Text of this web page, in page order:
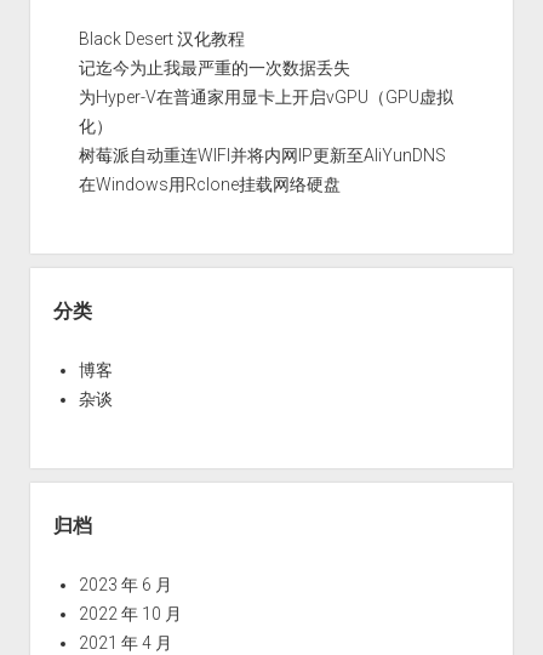
Black Desert 汉化教程
记迄今为止我最严重的一次数据丢失
为Hyper-V在普通家用显卡上开启vGPU（GPU虚拟
化）
树莓派自动重连WIFI并将内网IP更新至AliYunDNS
在Windows用Rclone挂载网络硬盘
分类
博客
杂谈
归档
2023 年 6 月
2022 年 10 月
2021 年 4 月